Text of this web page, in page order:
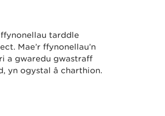
tarddle
Mae’r ffynonellau’n
a gwaredu gwastraff
yn ogystal â charthion.